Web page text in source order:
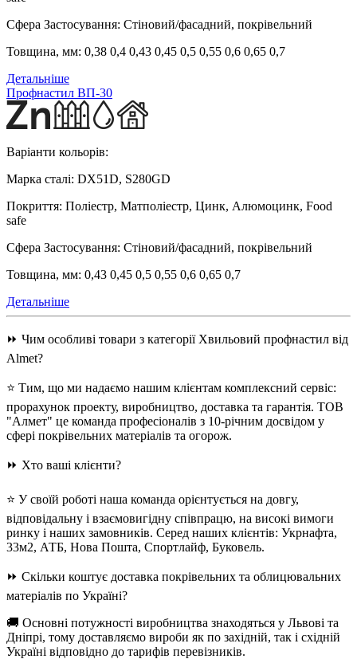
Сфера Застосування: Стіновий/фасадний, покрівельний
Товщина, мм: 0,38 0,4 0,43 0,45 0,5 0,55 0,6 0,65 0,7
Детальніше
Профнастил ВП-30
Варіанти кольорів:
Марка сталі: DX51D, S280GD
Покриття: Поліестр, Матполіестр, Цинк, Алюмоцинк, Food
safe
Сфера Застосування: Стіновий/фасадний, покрівельний
Товщина, мм: 0,43 0,45 0,5 0,55 0,6 0,65 0,7
Детальніше
⏩ Чим особливі товари з категорії Хвильовий профнастил від
Almet?
⭐ Тим, що ми надаємо нашим клієнтам комплексний сервіс:
прорахунок проекту, виробництво, доставка та гарантія. ТОВ
"Алмет" це команда професіоналів з 10-річним досвідом у
сфері покрівельних матеріалів та огорож.
⏩ Хто ваші клієнти?
⭐ У своїй роботі наша команда орієнтується на довгу,
відповідальну і взаємовигідну співпрацю, на високі вимоги
ринку і наших замовників. Серед наших клієнтів: Укрнафта,
33м2, АТБ, Нова Пошта, Спортлайф, Буковель.
⏩ Скільки коштує доставка покрівельних та облицювальних
матеріалів по Україні?
🚚 Основні потужності виробництва знаходяться у Львові та
Дніпрі, тому доставляємо вироби як по західній, так і східній
Україні відповідно до тарифів перевізників.